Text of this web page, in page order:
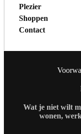
Plezier
Shoppen
Contact
Wat je niet wilt
wonen,